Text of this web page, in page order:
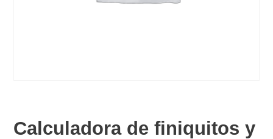
Calculadora de finiquitos y